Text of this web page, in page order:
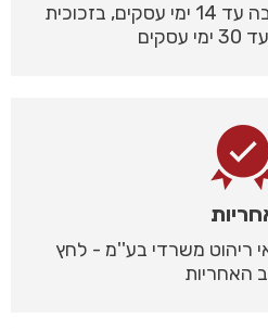
בזכוכית שקופה או צרובה עד 14 ימי עסקים, בזכוכית
ריהוט משרדי בע''מ - לחץ
האחריות